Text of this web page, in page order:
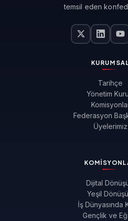
temsil eden
Tarihçe
Yönetim
Federasyon
Üyelerimiz
Dijital
Yeşil
İş Dünyasında
Gençlik ve